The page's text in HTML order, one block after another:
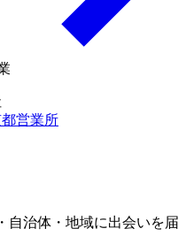
自治体・地域に出会いを届